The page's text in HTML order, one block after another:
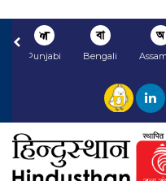
অ
বা
Bengali
ਅ
Punjabi